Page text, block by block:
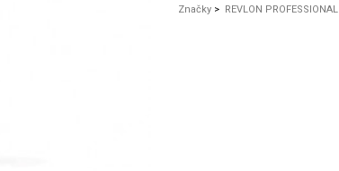
Značky > REVLON PROFESSIONAL